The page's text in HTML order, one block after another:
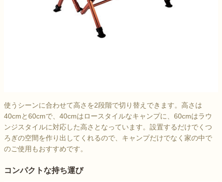
使うシーンに合わせて高さを2段階で切り替えできます。高さは
40cmと60cmで、40cmはロースタイルなキャンプに、60cmはラウ
ンジスタイルに対応した高さとなっています。設置するだけでくつ
ろぎの空間を作り出してくれるので、キャンプだけでなく家の中で
のご使用もおすすめです。
コンパクトな持ち運び